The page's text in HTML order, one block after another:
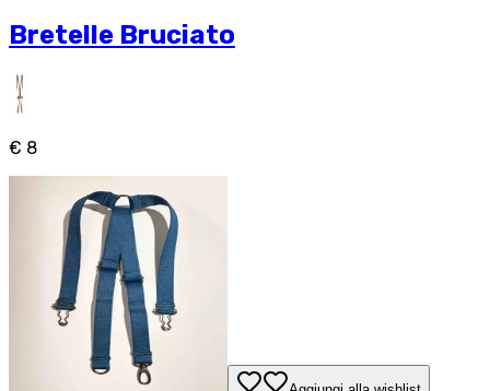
Bretelle Bruciato
€ 8